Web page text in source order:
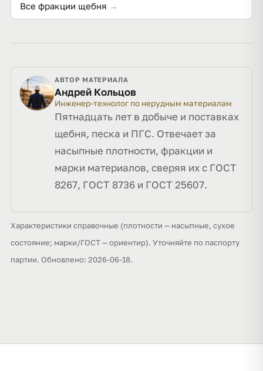
Все фракции щебня →
АВТОР МАТЕРИАЛА
Андрей Кольцов
Инженер-технолог по нерудным материалам
Пятнадцать лет в добыче и поставках
щебня, песка и ПГС. Отвечает за
насыпные плотности, фракции и
марки материалов, сверяя их с ГОСТ
8267, ГОСТ 8736 и ГОСТ 25607.
Характеристики справочные (плотности — насыпные, сухое
состояние; марки/ГОСТ — ориентир). Уточняйте по паспорту
партии. Обновлено: 2026-06-18.